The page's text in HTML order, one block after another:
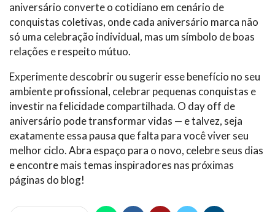
aniversário converte o cotidiano em cenário de
conquistas coletivas, onde cada aniversário marca não
só uma celebração individual, mas um símbolo de boas
relações e respeito mútuo.
Experimente descobrir ou sugerir esse benefício no seu
ambiente profissional, celebrar pequenas conquistas e
investir na felicidade compartilhada. O day off de
aniversário pode transformar vidas — e talvez, seja
exatamente essa pausa que falta para você viver seu
melhor ciclo. Abra espaço para o novo, celebre seus dias
e encontre mais temas inspiradores nas próximas
páginas do blog!